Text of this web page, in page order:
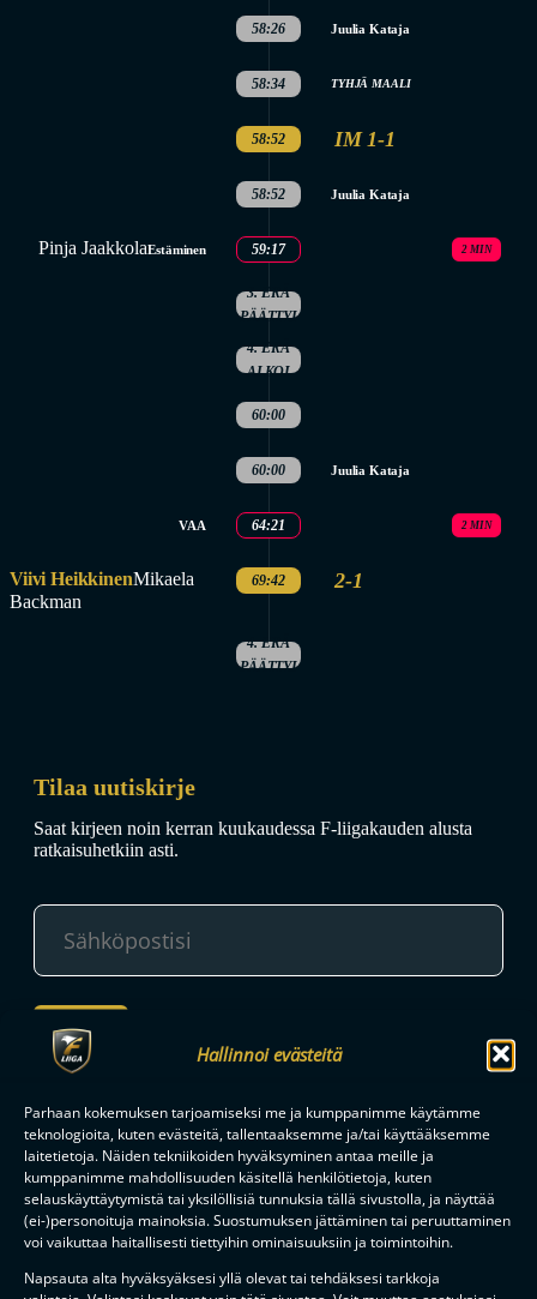
Hallinnoi evästeitä
Parhaan kokemuksen tarjoamiseksi me ja kumppanimme käytämme
teknologioita, kuten evästeitä, tallentaaksemme ja/tai käyttääksemme
laitetietoja. Näiden tekniikoiden hyväksyminen antaa meille ja
kumppanimme mahdollisuuden käsitellä henkilötietoja, kuten
selauskäyttäytymistä tai yksilöllisiä tunnuksia tällä sivustolla, ja näyttää
(ei-)personoituja mainoksia. Suostumuksen jättäminen tai peruuttaminen
voi vaikuttaa haitallisesti tiettyihin ominaisuuksiin ja toimintoihin.
Napsauta alta hyväksyäksesi yllä olevat tai tehdäksesi tarkkoja
58:26 Juulia Kataja
58:34 TYHJÄ MAALI
58:52 IM 1-1
58:52 Juulia Kataja
Pinja JaakkolaEstäminen 2 MIN
59:17
3. ERÄ
PÄÄTTYI
4. ERÄ
ALKOI
60:00
60:00 Juulia Kataja
VAA 2 MIN
64:21
Viivi HeikkinenMikaela
Backman
69:42 2-1
4. ERÄ
PÄÄTTYI
Tilaa uutiskirje
Saat kirjeen noin kerran kuukaudessa F-liigakauden alusta
ratkaisuhetkiin asti.
TILAA
F-LIIGANKUMPPANIT